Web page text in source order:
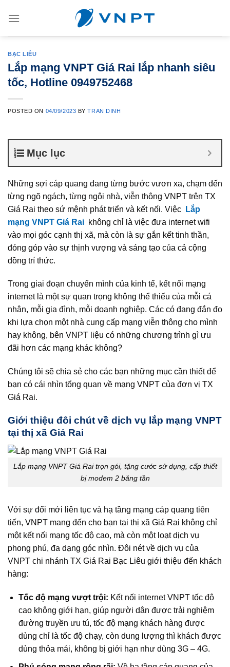
BẠC LIÊU
Lắp mạng VNPT Giá Rai lắp nhanh siêu
tốc, Hotline 0949752468
POSTED ON 04/09/2023 BYTRAN DINH
Mục lục
Những sợi cáp quang đang từng bước vươn xa, chạm đến
từng ngõ ngách, từng ngôi nhà, viễn thông VNPT trên TX
Giá Rai theo sứ mệnh phát triển và kết nối. Việc
Lắp
mạng VNPT Giá Rai không chỉ là việc đưa internet wifi
vào mọi góc cạnh thị xã, mà còn là sự gắn kết tinh thần,
đóng góp vào sự thịnh vượng và sáng tạo của cả cộng
đồng trí thức.
Trong giai đoạn chuyển mình của kinh tế, kết nối mạng
internet là một sự quan trọng không thể thiếu của mỗi cá
nhân, mỗi gia đình, mỗi doanh nghiệp. Các có đang đắn đo
khi lựa chọn một nhà cung cấp mạng viễn thông cho mình
hay không, bên VNPT liệu có những chương trình gì ưu
đãi hơn các mạng khác không?
Chúng tôi sẽ chia sẻ cho các bạn những mục cần thiết để
bạn có cái nhìn tổng quan về mạng VNPT của đơn vị TX
Giá Rai.
Giới thiệu đôi chút về dịch vụ lắp mạng VNPT
tại thị xã Giá Rai
Lắp mạng VNPT Giá Rai trọn gói, tặng cước sử dụng, cấp thiết
bị modem 2 băng tần
Với sự đổi mới liên tục và hạ tầng mạng cáp quang tiên
tiến, VNPT mang đến cho bạn tại thị xã Giá Rai không chỉ
một kết nối mạng tốc độ cao, mà còn một loạt dịch vụ
phong phú, đa dạng góc nhìn. Đôi nét về dịch vụ của
VNPT chi nhánh TX Giá Rai Bạc Liêu giới thiệu đến khách
hàng:
Tốc độ mạng vượt trội: Kết nối internet VNPT tốc độ
cao không giới hạn, giúp người dân được trải nghiệm
đường truyền ưu tú, tốc độ mạng khách hàng được
dùng chỉ là tốc độ chạy, còn dung lượng thì khách được
dùng thỏa mái, không bị giới hạn như dùng 3G – 4G.